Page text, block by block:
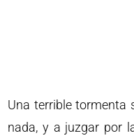
Una terrible tormenta
nada, y a juzgar por